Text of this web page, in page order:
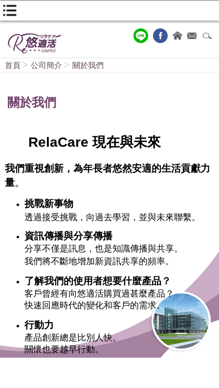
首頁 公司簡介 關於我們
關於我們
RelaCare 現在與未來
我們重視創新，為年長者悠然安適的生活貢獻力
量。
挑戰新事物
透過接受挑戰，向過去學習，並與未來聯繫。
資訊傳播與分享傳播
分享不僅是訊息，也是知識傳播與共享。
我們將不斷地增加新資訊共享的頻率。
了解我們的使用者想要什麼產品？
客戶曾經有向悠適活購買過甚麼產品？
快速回應時代的變化和客戶的需求。
行動力
產品創新總是比別人快。
關懷也要越早行動。